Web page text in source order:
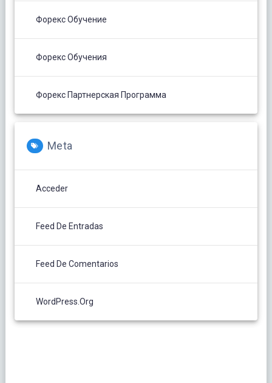
Форекс Обучение
Форекс Обучения
Форекс Партнерская Программа
Meta
Acceder
Feed De Entradas
Feed De Comentarios
WordPress.org